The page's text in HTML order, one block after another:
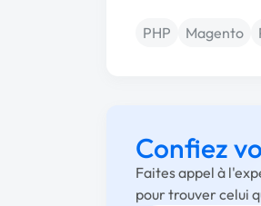
PHP Magento
Confiez
Faites appel à
pour trouver celui